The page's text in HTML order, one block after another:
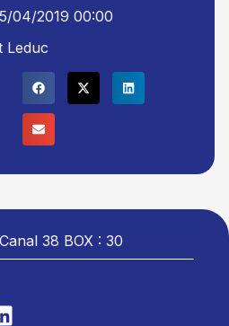
04/2019 00:00
Leduc
38 BOX : 30